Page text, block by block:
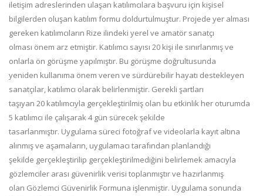
iletişim adreslerinden ulaşan katılımcılara başvuru için kişisel
bilgilerden oluşan katılım formu doldurtulmuştur. Projede yer alması
gereken katılımcıların Rize ilindeki yerel ve amatör sanatçı
olması önem arz etmiştir. Katılımcı sayısı 20 kişi ile sınırlanmış ve
onlarla ön görüşme yapılmıştır. Bu görüşme doğrultusunda
yeniden kullanıma önem veren ve sürdürebilir hayatı destekleyen
sanatçılar, katılımcı olarak belirlenmiştir. Gerekli şartları
taşıyan 20 katılımcıyla gerçekleştirilmiş olan bu etkinlik her oturumda
5 katılımcı ile çalışarak 4 gün sürecek şekilde
tasarlanmıştır. Uygulama süreci fotoğraf ve videolarla kayıt altına
alınmış ve aşamaların, uygulamacı tarafından planlandığı
şekilde gerçekleştirilip gerçekleştirilmediğini belirlemek amacıyla
gözlemciler arası güvenirlik verisi toplanmıştır ve hazırlanmış
olan Gözlemci Güvenirlik Formuna işlenmiştir. Uygulama sonunda